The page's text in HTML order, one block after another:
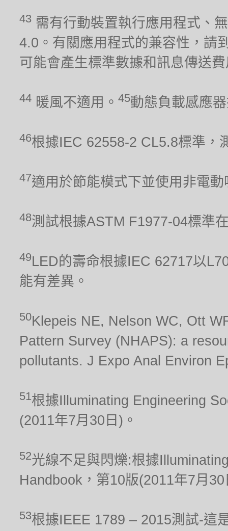
43 需有行動裝置執行應用程式、
4.0。有關應用程式的兼容性，請
可能會產生標準數據和訊息傳送
44 暖風不適用。 45動態負載感應
46根據IEC 62558-2 CL5.8標準，
47適用於節能模式下並使用非電動
48測試根據ASTM F1977-04標準
49LED的壽命根據IEC 62717以
能有差異。
50Klepeis NE, Nelson WC, Ott
Pattern Survey (NHAPS): a
pollutants. J Expo Anal Environ
51根據Illuminating Engineering
(2011年7月30日)。
52光線不足與閃爍:根據
Handbook，第10版(2011年7月30
53根據IEEE 1789 – 2015測試-這